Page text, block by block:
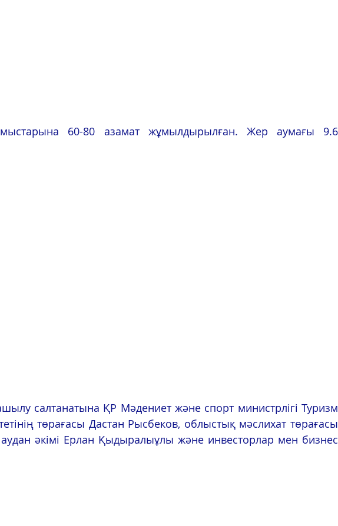
төрағасы Дастан Рысбеков, облыстық мәслихат төрағасы
әкімі Ерлан Қыдыралыұлы және инвесторлар мен бизнес